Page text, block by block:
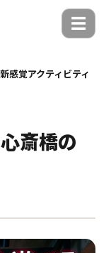
☰
感覚アクティビティ
斎橋の